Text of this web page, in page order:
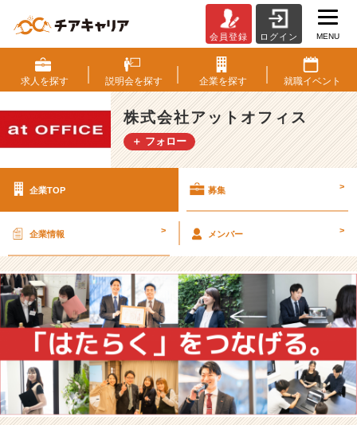
式
会
社
ア
ッ
ト
ス
用/
求
人
-
【2
4
卒】
オ
フ
ィ
会員登録 ログイン MENU
求人を探す 説明会を探す 企業を探す 就職イベント
株式会社アットオフィス
＋ フォロー
企業TOP 募集 >
企業情報 > メンバー >